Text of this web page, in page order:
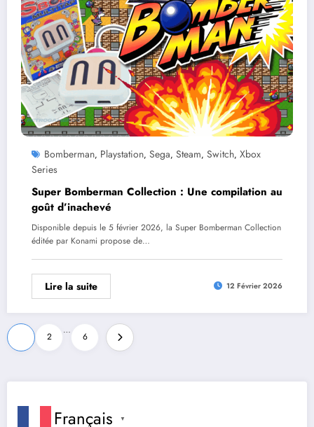
Bomberman, Playstation, Sega, Steam, Switch, Xbox
Series
Super Bomberman Collection : Une compilation au
goût d’inachevé
Disponible depuis le 5 février 2026, la Super Bomberman Collection
éditée par Konami propose de…
Lire la suite 12 Février 2026
Pagination
des
publications
2
…
6
Français ▼